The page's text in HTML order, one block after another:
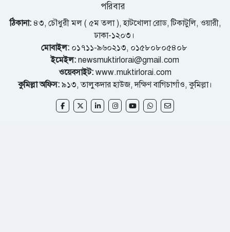
পরিবার
ঠিকানা:৪৩, চৌধুরী মল ( ৫ম তলা ), হাটখোলা রোড, টিকাটুলি, ওয়ারী,
ঢাকা-১২০৩।
মোবাইল:০১৭১১-৯৬০২১৩, ০১৫৮০৮০৫৪০৮
ইমেইল: newsmuktirlorai@gmail.com
ওয়েবসাইট: www.muktirlorai.com
কুমিল্লা অফিস: ৯১৩, তালুকদার হাউজ, দক্ষিণ বাগিচাগাঁও, কুমিল্লা।